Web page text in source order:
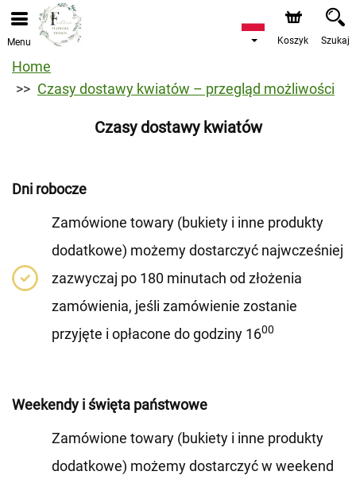
Menu Koszyk Szukaj
Home
Czasy dostawy kwiatów – przegląd możliwości
Czasy dostawy kwiatów
Dni robocze
Zamówione towary (bukiety i inne produkty
dodatkowe) możemy dostarczyć najwcześniej
zazwyczaj po 180 minutach od złożenia
zamówienia, jeśli zamówienie zostanie
przyjęte i opłacone do godziny 1600
Weekendy i święta państwowe
Zamówione towary (bukiety i inne produkty
dodatkowe) możemy dostarczyć w weekend